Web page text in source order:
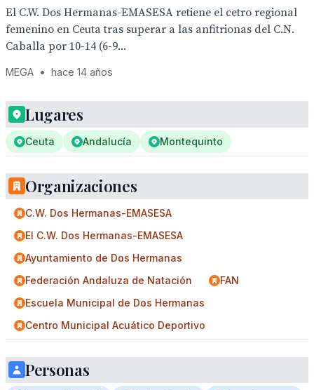
El C.W. Dos Hermanas-EMASESA retiene el cetro regional
femenino en Ceuta tras superar a las anfitrionas del C.N.
Caballa por 10-14 (6-9...
MEGA • hace 14 años
Lugares
Ceuta Andalucía Montequinto
Organizaciones
C.W. Dos Hermanas-EMASESA
El C.W. Dos Hermanas-EMASESA
Ayuntamiento de Dos Hermanas
Federación Andaluza de Natación
FAN
Escuela Municipal de Dos Hermanas
Centro Municipal Acuático Deportivo
Personas